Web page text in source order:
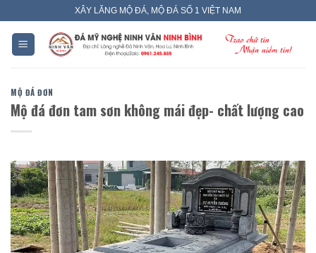
content
XÂY LĂNG MỘ ĐÁ, MỘ ĐÁ SỐ 1 VIỆT NAM
MỘ ĐÁ ĐƠN
Mộ đá đơn tam sơn không mái đẹp- chất lượng cao